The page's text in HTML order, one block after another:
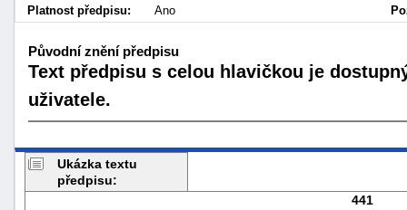
Platnost předpisu:
Ano
Původní znění předpisu
Text předpisu s celou hlavičkou je
uživatele.
Ukázka textu
předpisu:
441